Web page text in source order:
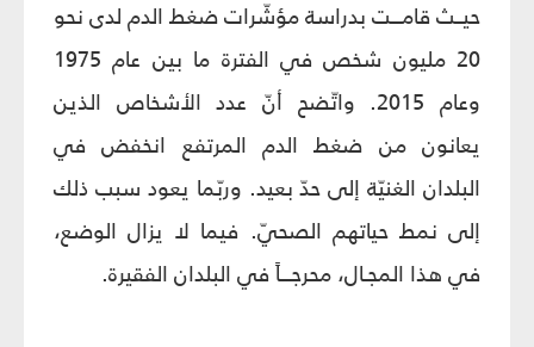
حيــث قامـــت بدراسة مؤشّرات ضغط الدم لدى نحو
20 مليون شخص في الفترة ما بين عام 1975
وعام 2015. واتّضح أنّ عدد الأشخاص الذين
يعانون من ضغط الدم المرتفع انخفض في
البلدان الغنيّة إلى حدّ بعيد. وربّما يعود سبب ذلك
إلى نمط حياتهم الصحيّ. فيما لا يزال الوضع،
في هذا المجـال، محرجـــاً في البلدان الفقيرة.